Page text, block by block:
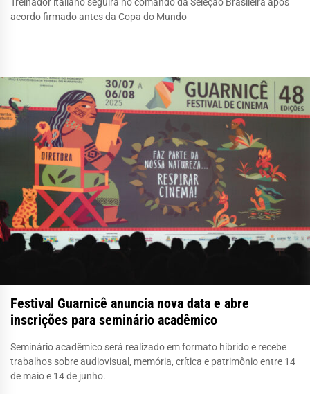
acordo firmado antes da Copa do Mundo
Festival Guarnicê anuncia nova data e abre
inscrições para seminário acadêmico
Seminário acadêmico será realizado em formato híbrido e recebe
trabalhos sobre audiovisual, memória, crítica e patrimônio entre 14
de maio e 14 de junho.